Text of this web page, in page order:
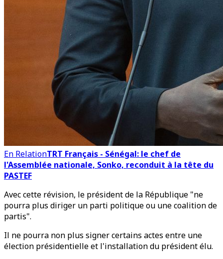
En RelationTRT Français - Sénégal: le chef de
l'Assemblée nationale, Sonko, reconduit à la tête du
PASTEF
Avec cette révision, le président de la République "ne
pourra plus diriger un parti politique ou une coalition de
partis".
Il ne pourra non plus signer certains actes entre une
élection présidentielle et l'installation du président élu.